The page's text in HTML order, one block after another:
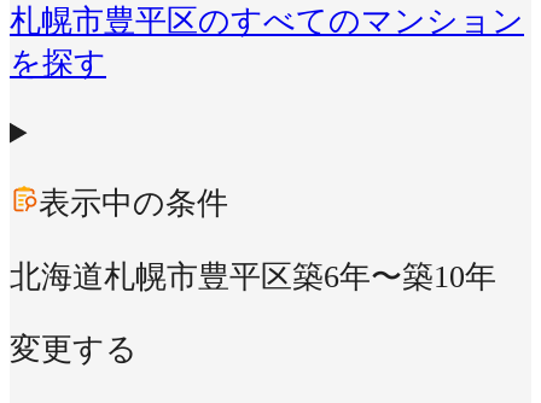
札幌市豊平区のすべてのマンション
を探す
表示中の条件
北海道札幌市豊平区築6年〜築10年
変更する